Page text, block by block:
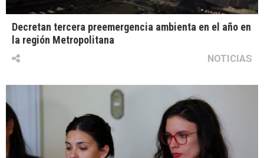
Decretan tercera preemergencia ambienta en el año en
la región Metropolitana
NOTICIAS